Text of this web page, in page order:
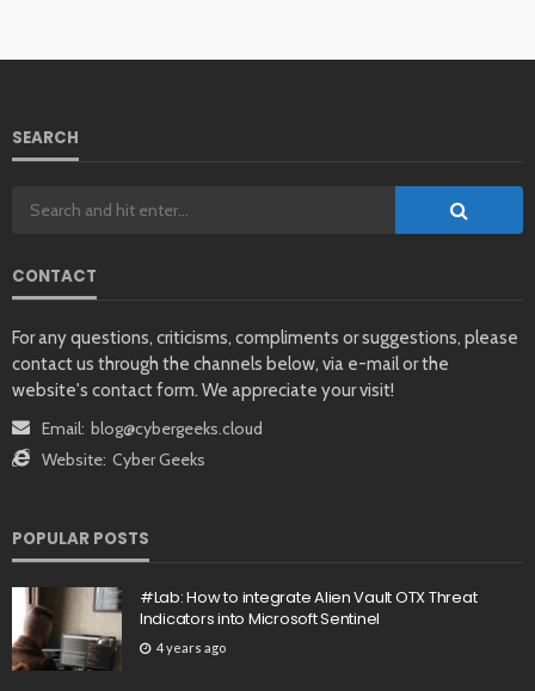
SEARCH
CONTACT
For any questions, criticisms, compliments or suggestions, please
contact us through the channels below, via e-mail or the
website's contact form. We appreciate your visit!
Email: blog@cybergeeks.cloud
Website: Cyber Geeks
POPULAR POSTS
#Lab: How to integrate Alien Vault OTX Threat
Indicators into Microsoft Sentinel
4 years ago